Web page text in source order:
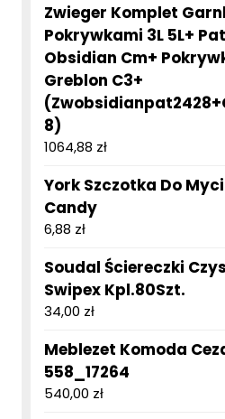
Zwieger Komplet
Pokrywkami 3L 5L+
Obsidian Cm+
Greblon C3+
8)
1064,88 zł
York Szczotka Do
Candy
6,88 zł
Soudal Ściereczki
Swipex Kpl.80Szt.
34,00 zł
Meblezet Komoda
558_17264
540,00 zł